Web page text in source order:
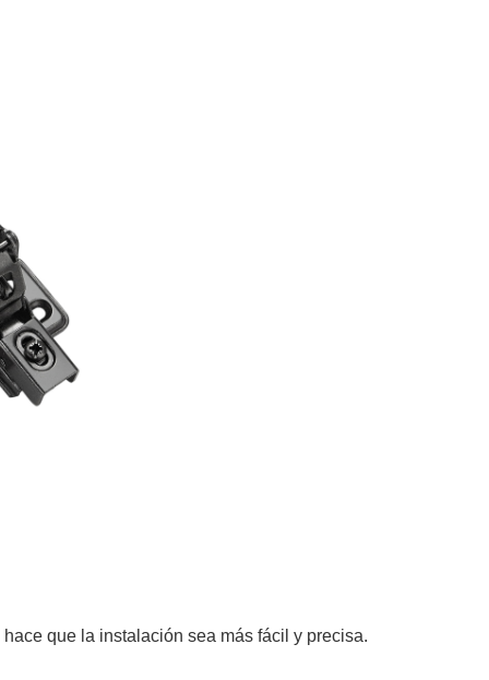
que la instalación sea más fácil y precisa.